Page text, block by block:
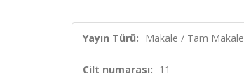
Yayın Türü: Makale / Tam Makale
Cilt numarası: 11